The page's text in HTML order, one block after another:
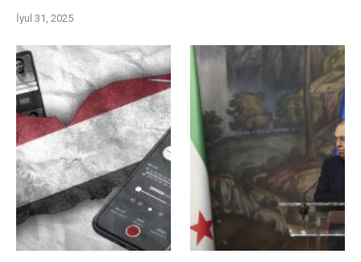
İyul 31, 2025